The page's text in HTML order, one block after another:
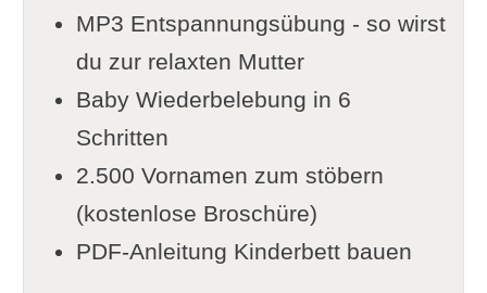
MP3 Entspannungsübung - so wirst
du zur relaxten Mutter
Baby Wiederbelebung in 6
Schritten
2.500 Vornamen zum stöbern
(kostenlose Broschüre)
PDF-Anleitung Kinderbett bauen